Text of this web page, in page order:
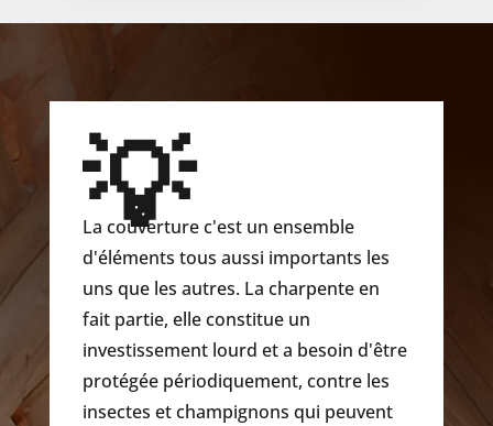
💡
La couverture c'est un ensemble
d'éléments tous aussi importants les
uns que les autres. La charpente en
fait partie, elle constitue un
investissement lourd et a besoin d'être
protégée périodiquement, contre les
insectes et champignons qui peuvent